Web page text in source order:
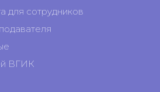
для сотрудников
ВГИК